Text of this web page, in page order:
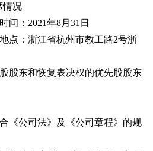
况
：2021年8月31日
：浙江省杭州市教工路2号浙
东和恢复表决权的优先股股东
公司法》及《公司章程》的规